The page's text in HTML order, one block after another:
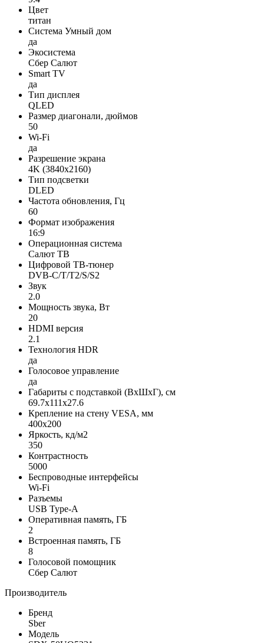
Цвет
титан
Система Умный дом
да
Экосистема
Сбер Салют
Smart TV
да
Тип дисплея
QLED
Размер диагонали, дюймов
50
Wi-Fi
да
Разрешение экрана
4K (3840x2160)
Тип подсветки
DLED
Частота обновления, Гц
60
Формат изображения
16:9
Операционная система
Салют ТВ
Цифровой ТВ-тюнер
DVB-C/T/T2/S/S2
Звук
2.0
Мощность звука, Вт
20
HDMI версия
2.1
Технология HDR
да
Голосовое управление
да
Габариты с подставкой (ВxШxГ), см
69.7x111x27.6
Крепление на стену VESA, мм
400x200
Яркость, кд/м2
350
Контрастность
5000
Беспроводные интерфейсы
Wi-Fi
Разъемы
USB Type-A
Оперативная память, ГБ
2
Встроенная память, ГБ
8
Голосовой помощник
Сбер Салют
Производитель
Бренд
Sber
Модель